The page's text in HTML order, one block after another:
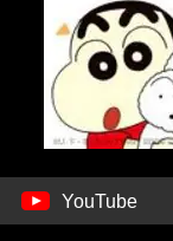
YouTube